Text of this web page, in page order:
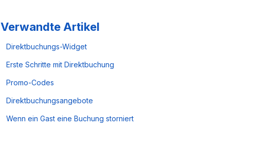
Verwandte Artikel
Direktbuchungs-Widget
Erste Schritte mit Direktbuchung
Promo-Codes
Direktbuchungsangebote
Wenn ein Gast eine Buchung storniert